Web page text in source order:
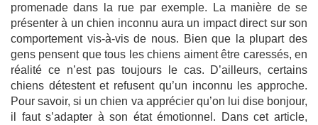
promenade dans la rue par exemple. La manière de se
présenter à un chien inconnu aura un impact direct sur son
comportement vis-à-vis de nous. Bien que la plupart des
gens pensent que tous les chiens aiment être caressés, en
réalité ce n’est pas toujours le cas. D’ailleurs, certains
chiens détestent et refusent qu’un inconnu les approche.
Pour savoir, si un chien va apprécier qu’on lui dise bonjour,
il faut s’adapter à son état émotionnel. Dans cet article,